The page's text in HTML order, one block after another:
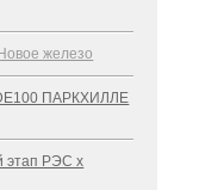
Новое железо
ПАРКХИЛЛЕ
этап РЭС x